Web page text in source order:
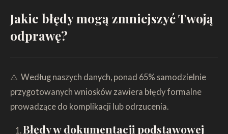
Jakie błędy mogą zmniejszyć Twoją
odprawę?
⚠️ Według naszych danych, ponad 65% samodzielnie
przygotowanych wniosków zawiera błędy formalne
prowadzące do komplikacji lub odrzucenia.
Błędy w dokumentacji podstawowej